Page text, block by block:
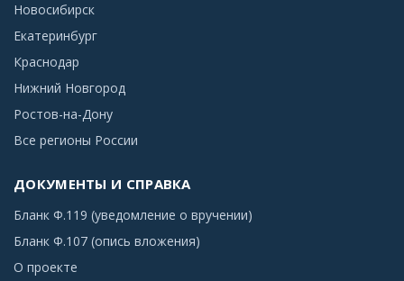
Новосибирск
Екатеринбург
Краснодар
Нижний Новгород
Ростов-на-Дону
Все регионы России
ДОКУМЕНТЫ И СПРАВКА
Бланк Ф.119 (уведомление о вручении)
Бланк Ф.107 (опись вложения)
О проекте